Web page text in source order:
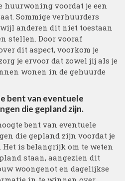
voordat je een
Sommige verhuurders
anderen dit niet toestaan
stellen. Door vooraf
dit aspect, voorkom je
je ervoor dat zowel jij als je
wonen in de gehuurde
bent van eventuele
die gepland zijn.
bent van eventuele
die gepland zijn voordat je
is belangrijk om te weten
staan, aangezien dit
woongenot en dagelijkse